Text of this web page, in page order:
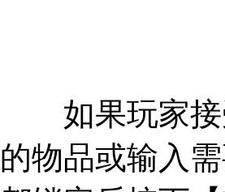
如果玩家接
的物品或输入